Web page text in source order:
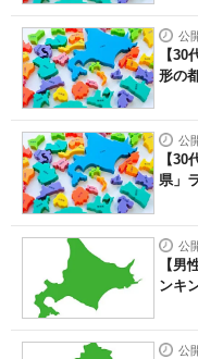
公
【
形の
公
【
県」
公
【男
ンキ
公